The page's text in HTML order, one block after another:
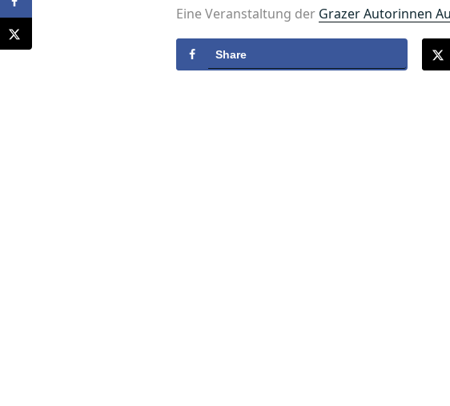
Eine Veranstaltung der Grazer Autorinnen
Share